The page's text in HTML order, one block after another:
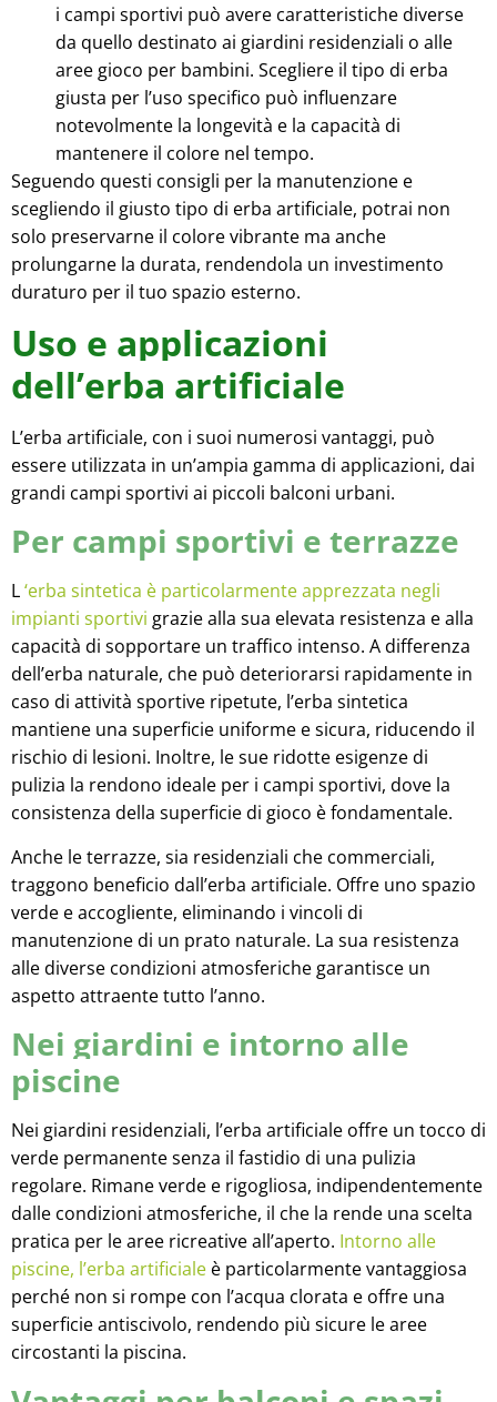
i campi sportivi può avere caratteristiche diverse
da quello destinato ai giardini residenziali o alle
aree gioco per bambini. Scegliere il tipo di erba
giusta per l’uso specifico può influenzare
notevolmente la longevità e la capacità di
mantenere il colore nel tempo.
Seguendo questi consigli per la manutenzione e
scegliendo il giusto tipo di erba artificiale, potrai non
solo preservarne il colore vibrante ma anche
prolungarne la durata, rendendola un investimento
duraturo per il tuo spazio esterno.
Uso e applicazioni
dell’erba artificiale
L’erba artificiale, con i suoi numerosi vantaggi, può
essere utilizzata in un’ampia gamma di applicazioni, dai
grandi campi sportivi ai piccoli balconi urbani.
Per campi sportivi e terrazze
L‘erba sintetica è particolarmente apprezzata negli
impianti sportivi grazie alla sua elevata resistenza e alla
capacità di sopportare un traffico intenso. A differenza
dell’erba naturale, che può deteriorarsi rapidamente in
caso di attività sportive ripetute, l’erba sintetica
mantiene una superficie uniforme e sicura, riducendo il
rischio di lesioni. Inoltre, le sue ridotte esigenze di
pulizia la rendono ideale per i campi sportivi, dove la
consistenza della superficie di gioco è fondamentale.
Anche le terrazze, sia residenziali che commerciali,
traggono beneficio dall’erba artificiale. Offre uno spazio
verde e accogliente, eliminando i vincoli di
manutenzione di un prato naturale. La sua resistenza
alle diverse condizioni atmosferiche garantisce un
aspetto attraente tutto l’anno.
Nei giardini e intorno alle
piscine
Nei giardini residenziali, l’erba artificiale offre un tocco di
verde permanente senza il fastidio di una pulizia
regolare. Rimane verde e rigogliosa, indipendentemente
dalle condizioni atmosferiche, il che la rende una scelta
pratica per le aree ricreative all’aperto. Intorno alle
piscine, l’erba artificiale è particolarmente vantaggiosa
perché non si rompe con l’acqua clorata e offre una
superficie antiscivolo, rendendo più sicure le aree
circostanti la piscina.